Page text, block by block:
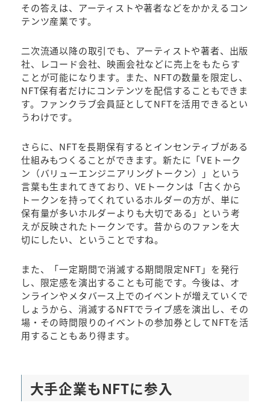
その答えは、アーティストや著者などをかかえるコン
テンツ産業です。
二次流通以降の取引でも、アーティストや著者、出版
社、レコード会社、映画会社などに売上をもたらす
ことが可能になります。また、NFTの数量を限定し、
NFT保有者だけにコンテンツを配信することもできま
す。ファンクラブ会員証としてNFTを活用できるとい
うわけです。
さらに、NFTを長期保有するとインセンティブがある
仕組みもつくることができます。新たに「VEトーク
ン（バリューエンジニアリングトークン）」という
言葉も生まれてきており、VEトークンは「古くから
トークンを持ってくれているホルダーの方が、単に
保有量が多いホルダーよりも大切である」という考
えが反映されたトークンです。昔からのファンを大
切にしたい、ということですね。
また、「一定期間で消滅する期間限定NFT」を発行
し、限定感を演出することも可能です。今後は、オ
ンラインやメタバース上でのイベントが増えていくで
しょうから、消滅するNFTでライブ感を演出し、その
場・その時間限りのイベントの参加券としてNFTを活
用することもあり得ます。
大手企業もNFTに参入